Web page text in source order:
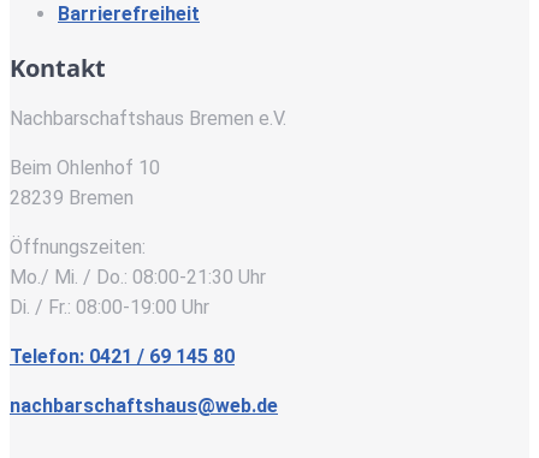
Barrierefreiheit
Kontakt
Nachbarschaftshaus Bremen e.V.
Beim Ohlenhof 10
28239 Bremen
Öffnungszeiten:
Mo./ Mi. / Do.: 08:00-21:30 Uhr
Di. / Fr.: 08:00-19:00 Uhr
Telefon: 0421 / 69 145 80
nachbarschaftshaus@web.de